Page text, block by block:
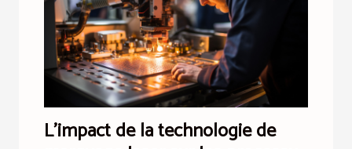
L'impact de la technologie de